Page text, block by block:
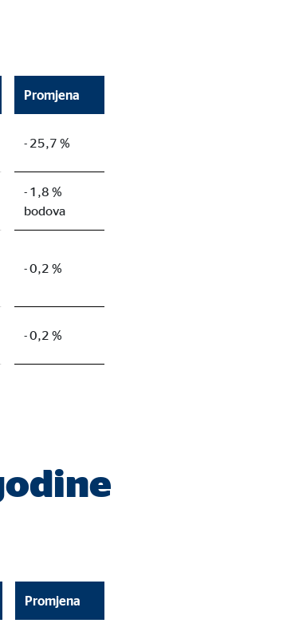
Promjena
- 25,7 %
- 1,8 %
bodova
- 0,2 %
- 0,2 %
Promjena